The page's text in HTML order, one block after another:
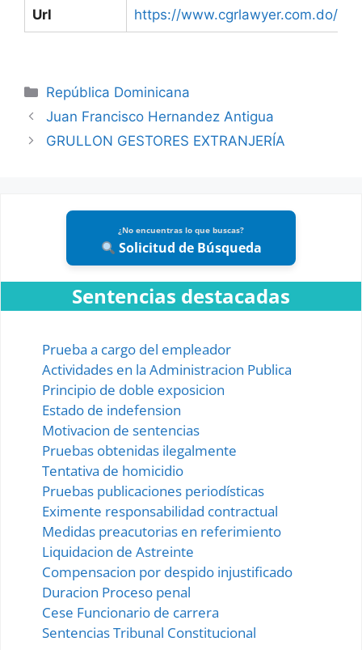
Url https://www.cgrlawyer.com.do/
Categories
República Dominicana
Juan Francisco Hernandez Antigua
GRULLON GESTORES EXTRANJERÍA
¿No encuentras lo que buscas?
Solicitud de Búsqueda
Sentencias destacadas
Prueba a cargo del empleador
Actividades en la Administracion Publica
Principio de doble exposicion
Estado de indefension
Motivacion de sentencias
Pruebas obtenidas ilegalmente
Tentativa de homicidio
Pruebas publicaciones periodísticas
Eximente responsabilidad contractual
Medidas preacutorias en referimiento
Liquidacion de Astreinte
Compensacion por despido injustificado
Duracion Proceso penal
Cese Funcionario de carrera
Sentencias Tribunal Constitucional